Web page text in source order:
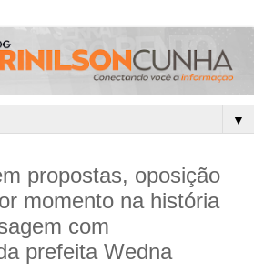
▼
propostas, oposição
momento na história
com
prefeita Wedna